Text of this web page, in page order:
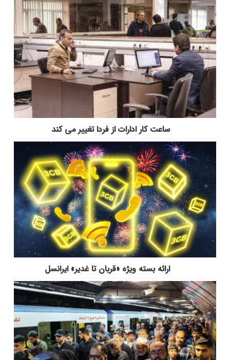
ساعت کار ادارات از فردا تغییر می کند
ارائه بسته ویژه «قربان تا غدیر» ایرانسل